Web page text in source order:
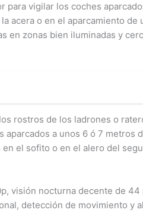
para vigilar los coches
acera o en el aparcamiento de
en zonas bien iluminadas y
rostros de los ladrones o
aparcados a unos 6 ó 7 metros
el sofito o en el alero del
visión nocturna decente de
detección de movimiento y